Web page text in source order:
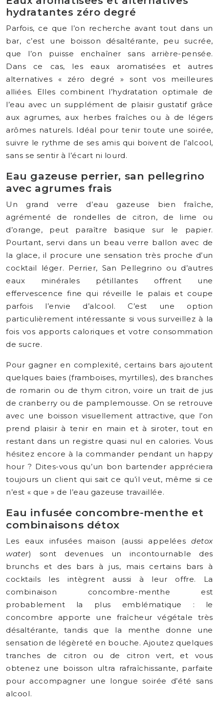
hydratantes zéro degré
Parfois, ce que l’on recherche avant tout dans un
bar, c’est une boisson désaltérante, peu sucrée,
que l’on puisse enchaîner sans arrière-pensée.
Dans ce cas, les eaux aromatisées et autres
alternatives « zéro degré » sont vos meilleures
alliées. Elles combinent l’hydratation optimale de
l’eau avec un supplément de plaisir gustatif grâce
aux agrumes, aux herbes fraîches ou à de légers
arômes naturels. Idéal pour tenir toute une soirée,
suivre le rythme de ses amis qui boivent de l’alcool,
sans se sentir à l’écart ni lourd.
Eau gazeuse perrier, san pellegrino
avec agrumes frais
Un grand verre d’eau gazeuse bien fraîche,
agrémenté de rondelles de citron, de lime ou
d’orange, peut paraître basique sur le papier.
Pourtant, servi dans un beau verre ballon avec de
la glace, il procure une sensation très proche d’un
cocktail léger. Perrier, San Pellegrino ou d’autres
eaux minérales pétillantes offrent une
effervescence fine qui réveille le palais et coupe
parfois l’envie d’alcool. C’est une option
particulièrement intéressante si vous surveillez à la
fois vos apports caloriques et votre consommation
de sucre.
Pour gagner en complexité, certains bars ajoutent
quelques baies (framboises, myrtilles), des branches
de romarin ou de thym citron, voire un trait de jus
de cranberry ou de pamplemousse. On se retrouve
avec une boisson visuellement attractive, que l’on
prend plaisir à tenir en main et à siroter, tout en
restant dans un registre quasi nul en calories. Vous
hésitez encore à la commander pendant un happy
hour ? Dites-vous qu’un bon bartender appréciera
toujours un client qui sait ce qu’il veut, même si ce
n’est « que » de l’eau gazeuse travaillée.
Eau infusée concombre-menthe et
combinaisons détox
Les eaux infusées maison (aussi appelées detox
water) sont devenues un incontournable des
brunchs et des bars à jus, mais certains bars à
cocktails les intègrent aussi à leur offre. La
combinaison concombre-menthe est
probablement la plus emblématique : le
concombre apporte une fraîcheur végétale très
désaltérante, tandis que la menthe donne une
sensation de légèreté en bouche. Ajoutez quelques
tranches de citron ou de citron vert, et vous
obtenez une boisson ultra rafraîchissante, parfaite
pour accompagner une longue soirée d’été sans
alcool.